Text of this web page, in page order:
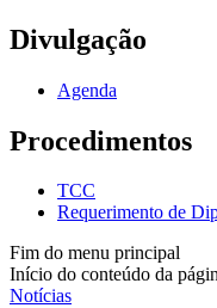
Divulgação
Agenda
Procedimentos
TCC
Requerimento de
Fim do menu principal
Início do conteúdo da
Notícias